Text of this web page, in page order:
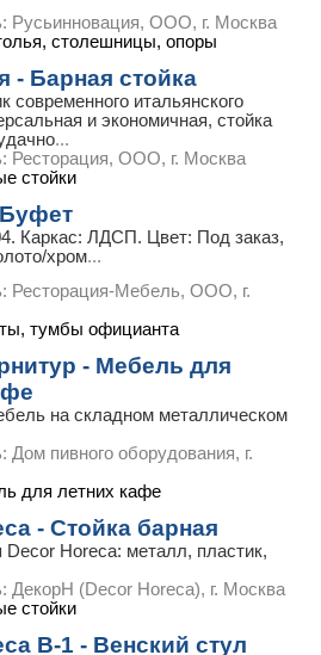
Русьинновация, ООО, г. Москва
столешницы, опоры
- Барная стойка
современного итальянского
и экономичная, стойка
...
Ресторация, ООО, г. Москва
стойки
Каркас: ЛДСП. Цвет: Под заказ,
хром...
Ресторация-Мебель, ООО, г.
тумбы официанта
- Мебель для
на складном металлическом
Дом пивного оборудования, г.
для летних кафе
- Стойка барная
Decor Horeca: металл, пластик,
ДекорН (Decor Horeca), г. Москва
стойки
B-1 - Венский стул